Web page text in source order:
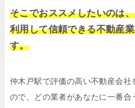
そこでおススメしたいのは
利用して信頼できる不動産
す。
仲木戸駅で評価の高い不動産会社
ので、どの業者があなたに一番合